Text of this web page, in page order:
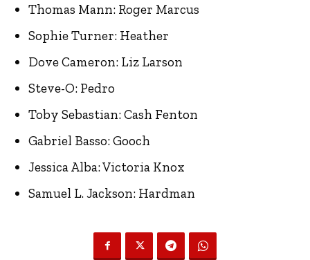
Thomas Mann: Roger Marcus
Sophie Turner: Heather
Dove Cameron: Liz Larson
Steve-O: Pedro
Toby Sebastian: Cash Fenton
Gabriel Basso: Gooch
Jessica Alba: Victoria Knox
Samuel L. Jackson: Hardman